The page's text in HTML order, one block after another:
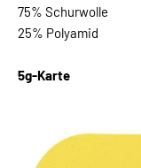
75% Schurwolle
25% Polyamid
5g-Karte